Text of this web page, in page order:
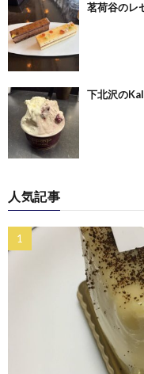
茗荷谷のレ
下北沢の
人気記事